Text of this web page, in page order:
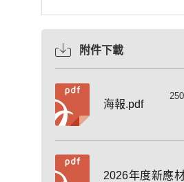
附件下載
海報.pdf
2026年度新應